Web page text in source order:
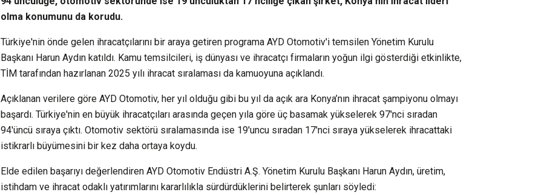
olma konumunu da korudu.
Türkiye'nin önde gelen ihracatçılarını bir araya getiren programa AYD Otomotiv'i temsilen Yönetim Kurulu
Başkanı Harun Aydın katıldı. Kamu temsilcileri, iş dünyası ve ihracatçı firmaların yoğun ilgi gösterdiği etkinlikte,
TİM tarafından hazırlanan 2025 yılı ihracat sıralaması da kamuoyuna açıklandı.
Açıklanan verilere göre AYD Otomotiv, her yıl olduğu gibi bu yıl da açık ara Konya’nın ihracat şampiyonu olmayı
başardı. Türkiye'nin en büyük ihracatçıları arasında geçen yıla göre üç basamak yükselerek 97'nci sıradan
94'üncü sıraya çıktı. Otomotiv sektörü sıralamasında ise 19'uncu sıradan 17'nci sıraya yükselerek ihracattaki
istikrarlı büyümesini bir kez daha ortaya koydu.
Elde edilen başarıyı değerlendiren AYD Otomotiv Endüstri A.Ş. Yönetim Kurulu Başkanı Harun Aydın, üretim,
istihdam ve ihracat odaklı yatırımlarını kararlılıkla sürdürdüklerini belirterek şunları söyledi: